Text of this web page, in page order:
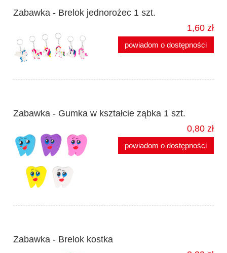
Zabawka - Brelok jednorożec 1 szt.
1,60 zł
powiadom o dostępności
Zabawka - Gumka w kształcie ząbka 1 szt.
0,80 zł
powiadom o dostępności
Zabawka - Brelok kostka